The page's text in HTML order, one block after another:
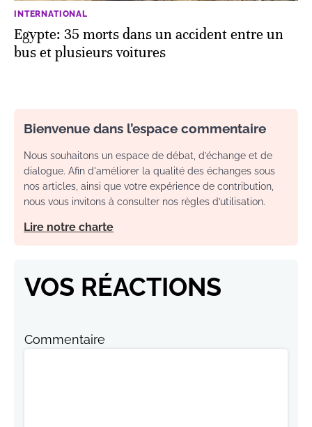
INTERNATIONAL
Egypte: 35 morts dans un accident entre un
bus et plusieurs voitures
Bienvenue dans l’espace commentaire
Nous souhaitons un espace de débat, d’échange et de
dialogue. Afin d'améliorer la qualité des échanges sous
nos articles, ainsi que votre expérience de contribution,
nous vous invitons à consulter nos règles d’utilisation.
Lire notre charte
VOS RÉACTIONS
Commentaire